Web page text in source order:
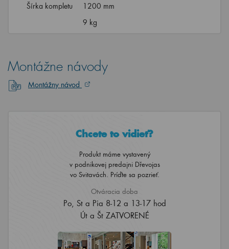
Šírka kompletu
1200 mm
9 kg
Montážne návody
Montážny návod
Chcete to vidieť?
Produkt máme vystavený
v podnikovej predajni Dřevojas
vo Svitavách. Príďte sa pozrieť.
Otváracia doba
Po, St a Pia 8-12 a 13-17 hod
Út a Št ZATVORENÉ